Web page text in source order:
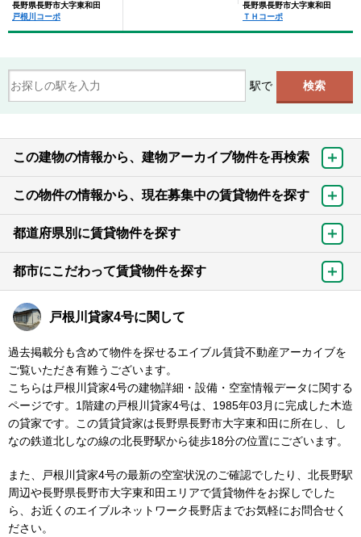
長野県長野市大字東和田
戸根川コーポ
長野県長野市大字東和田
ＴＨコーポ
駅で
この建物の情報から、建物アーカイブ物件を再検索
この物件の情報から、現在募集中の賃貸物件を探す
都道府県別に賃貸物件を探す
都市にこだわって賃貸物件を探す
戸根川貸家4号に関して
過去掲載分も含めて物件を探せるエイブル賃貸不動産アーカイブを
ご覧いただき有難うございます。
こちらは戸根川貸家4号の建物詳細・設備・空室情報データに関する
ページです。1階建の戸根川貸家4号は、1985年03月に完成した木造
の貸家です。この賃貸貸家は長野県長野市大字東和田に所在し、し
なの鉄道北しなの線の北長野駅から徒歩18分の位置にございます。
また、戸根川貸家4号の最新の空室状況のご確認でしたり、北長野駅
周辺や長野県長野市大字東和田エリアで賃貸物件をお探しでした
ら、お近くのエイブルネットワーク長野店までお気軽にお問合せく
ださい。